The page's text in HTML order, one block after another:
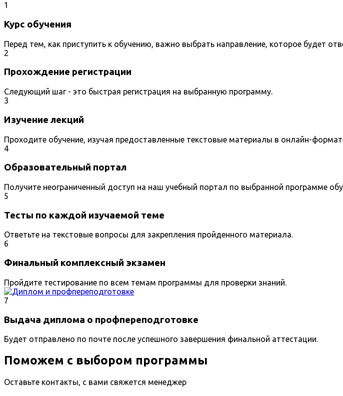
1
Курс обучения
Перед тем, как приступить к обучению, важно выбрать направление, которое будет
2
Прохождение регистрации
Следующий шаг - это быстрая регистрация на выбранную программу.
3
Изучение лекций
Проходите обучение, изучая предоставленные текстовые материалы в онлайн-
4
Образовательный портал
Получите неограниченный доступ на наш учебный портал по выбранной программе
5
Тесты по каждой изучаемой теме
Ответьте на текстовые вопросы для закрепления пройденного материала.
6
Финальный комплексный экзамен
Пройдите тестирование по всем темам программы для проверки знаний.
7
Выдача диплома о профпереподготовке
Будет отправлено по почте после успешного завершения финальной аттестации.
Поможем с выбором программы
Оставьте контакты, с вами свяжется менеджер